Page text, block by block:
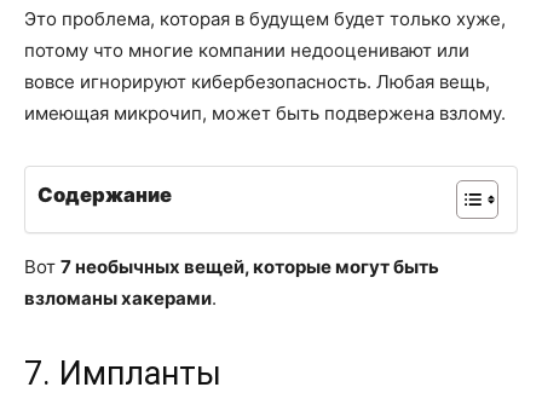
Это проблема, которая в будущем будет только хуже,
потому что многие компании недооценивают или
вовсе игнорируют кибербезопасность. Любая вещь,
имеющая микрочип, может быть подвержена взлому.
Содержание
Вот 7 необычных вещей, которые могут быть
взломаны хакерами.
7. Импланты